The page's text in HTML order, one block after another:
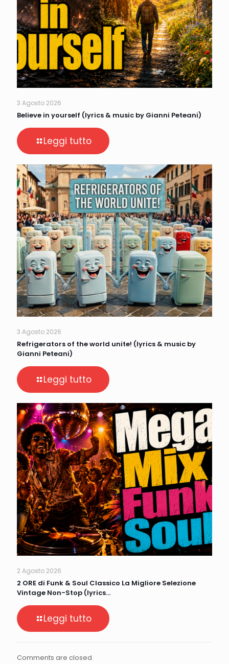
3 Agosto 2026
Believe in yourself (lyrics & music by Gianni Peteani)
Leggi tutto
3 Agosto 2026
Refrigerators of the world unite! (lyrics & music by
Gianni Peteani)
Leggi tutto
2 Agosto 2026
2 ORE di Funk & Soul Classico La Migliore Selezione
Vintage Non-Stop (lyrics…
Leggi tutto
Comments are closed.